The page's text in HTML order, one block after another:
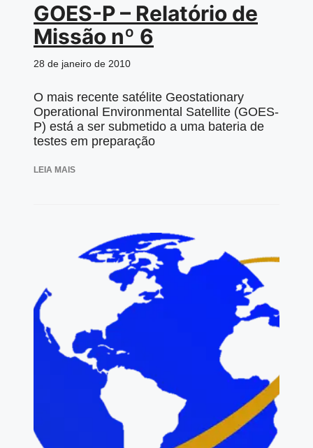
GOES-P – Relatório de
Missão nº 6
28 de janeiro de 2010
O mais recente satélite Geostationary
Operational Environmental Satellite (GOES-
P) está a ser submetido a uma bateria de
testes em preparação
LEIA MAIS